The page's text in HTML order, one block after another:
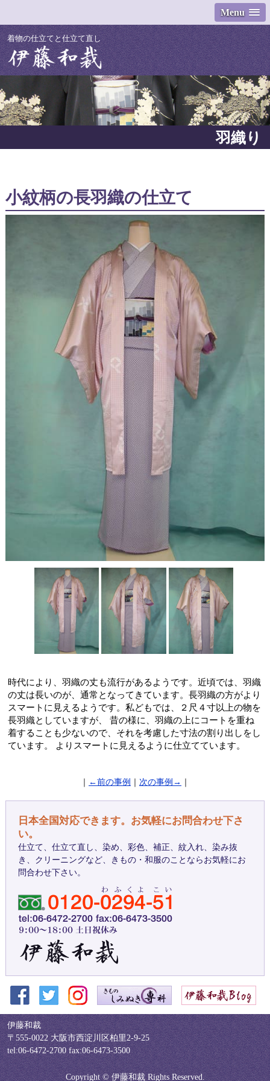
Menu
着物の仕立てと仕立て直し
羽織り
小紋柄の長羽織の仕立て
時代により、羽織の丈も流行があるようです。近頃では、羽織
の丈は長いのが、通常となってきています。長羽織の方がより
スマートに見えるようです。私どもでは、２尺４寸以上の物を
長羽織としていますが、 昔の様に、羽織の上にコートを重ね
着することも少ないので、それを考慮した寸法の割り出しをし
ています。 よりスマートに見えるように仕立てています。
←前の事例 次の事例→
日本全国対応できます。お気軽にお問合わせ下さ
い。
仕立て、仕立て直し、染め、彩色、補正、紋入れ、染み抜
き、クリーニングなど、きもの・和服のことならお気軽にお
問合わせ下さい。
伊藤和裁
〒555-0022 大阪市西淀川区柏里2-9-25
tel:06-6472-2700 fax:06-6473-3500
Copyright © 伊藤和裁 Rights Reserved.